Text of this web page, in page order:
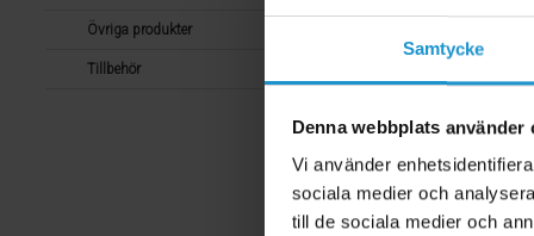
Samtycke
Denna webbplats använder
Vi använder
sociala medier och
till de sociala medier och
Övriga produkter
Tillbehör
För att öppna
är därför även
Montering av grinden
Om grinden ska
öppning där du har
öppningen mindre
exempelvis en